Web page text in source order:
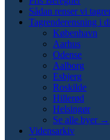
Sådan renser vi
Tagrenderensning i
København
Aarhus
Odense
Aalborg
Esbjerg
Roskilde
Hillerød
Helsingør
Se alle byer →
Vidensarkiv